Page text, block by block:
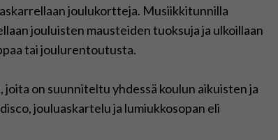
joulukortteja. Musiikkitunnilla
jouluisten mausteiden tuoksuja ja ulkoillaan
tai joulurentoutusta.
on suunniteltu yhdessä koulun aikuisten ja
jouluaskartelu ja lumiukkosopan eli